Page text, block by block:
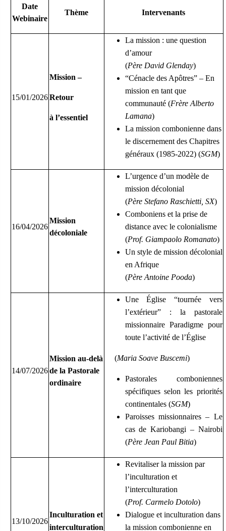
Date
Webinaire
Thème Intervenants
15/01/2026
Mission –
Retour
à l’essentiel
La mission : une question
d’amour
(Père David Glenday)
“Cénacle des Apôtres”– En
mission en tant que
communauté (Frère Alberto
Lamana)
La mission combonienne dans
le discernement des Chapitres
généraux (1985-2022) (SGM)
16/04/2026
Mission
décoloniale
L’urgence d’un modèle de
mission décolonial
(Père Stefano Raschietti, SX)
Comboniens et la prise de
distance avec le colonialisme
(Prof. Giampaolo Romanato)
Un style de mission décolonial
en Afrique
(Père Antoine Pooda)
14/07/2026
Mission au-delà
de la Pastorale
ordinaire
Une Église “tournée vers
l’extérieur”: la pastorale
missionnaire Paradigme pour
toute l’activité de l’Église
(Maria Soave Buscemi)
Pastorales comboniennes
spécifiques selon les priorités
continentales (SGM)
Paroisses missionnaires – Le
cas de Kariobangi – Nairobi
(Père Jean Paul Bitia)
13/10/2026
Inculturation et
interculturation
Revitaliser la mission par
l’inculturation et
l’interculturation
(Prof. Carmelo Dotolo)
Dialogue et inculturation dans
la mission combonienne en